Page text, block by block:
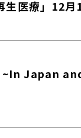
医療」12月
Japan